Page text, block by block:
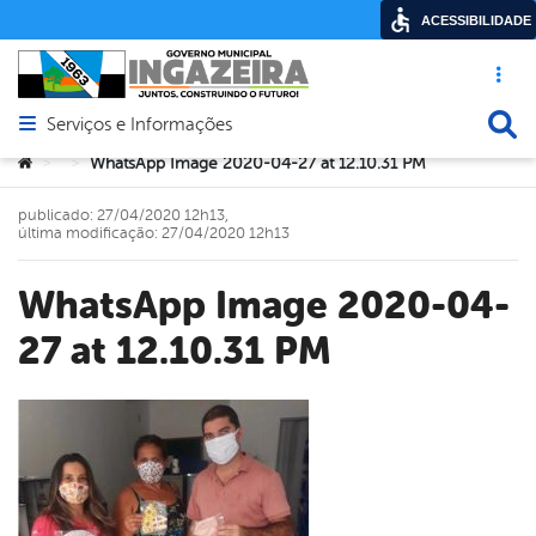
Acesso
Abrir menu principal de navegação
Serviços e Informações
Você está aqui:
> > WhatsApp Image 2020-04-27 at 12.10.31 PM
WhatsApp Image 2020-04-
27 at 12.10.31 PM
publicado: 27/04/2020 12h13,
última modificação: 27/04/2020 12h13
ACESSIBILIDADE